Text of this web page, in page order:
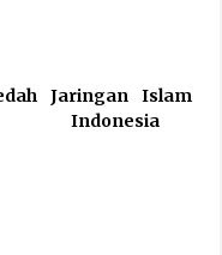
Jaringan Islam